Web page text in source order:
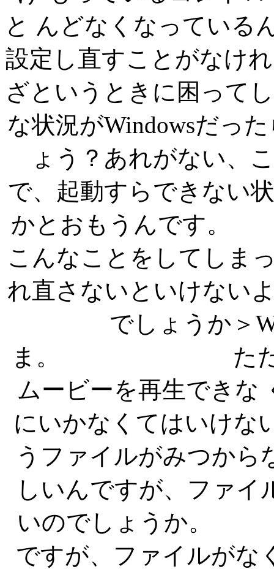
と んどなくなっている
設定し直すことがなけ
ざというときに
な状況がWindowsだっ
ょう？あれがない、
で、起動すらできない
かとお
こんなことをしてしま
れ直さないといけない
でしょうか＞
ま。 ただ、別の
ムービーを再生できな
にいかなくてはいけな
うファイルがみつから
しいんですが、ファイ
いのでしょう
ですが、ファイルがな